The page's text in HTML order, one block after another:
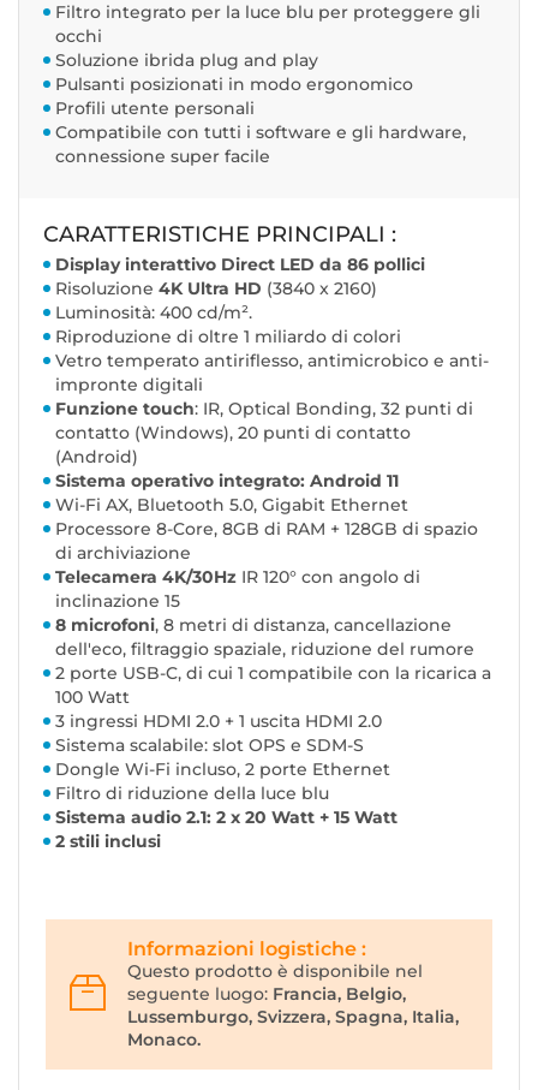
Filtro integrato per la luce blu per proteggere gli
occhi
Soluzione ibrida plug and play
Pulsanti posizionati in modo ergonomico
Profili utente personali
Compatibile con tutti i software e gli hardware,
connessione super facile
CARATTERISTICHE PRINCIPALI :
Display interattivo Direct LED da 86 pollici
Risoluzione 4K Ultra HD (3840 x 2160)
Luminosità: 400 cd/m².
Riproduzione di oltre 1 miliardo di colori
Vetro temperato antiriflesso, antimicrobico e anti-
impronte digitali
Funzione touch: IR, Optical Bonding, 32 punti di
contatto (Windows), 20 punti di contatto
(Android)
Sistema operativo integrato: Android 11
Wi-Fi AX, Bluetooth 5.0, Gigabit Ethernet
Processore 8-Core, 8GB di RAM + 128GB di spazio
di archiviazione
Telecamera 4K/30Hz IR 120° con angolo di
inclinazione 15
8 microfoni, 8 metri di distanza, cancellazione
dell'eco, filtraggio spaziale, riduzione del rumore
2 porte USB-C, di cui 1 compatibile con la ricarica a
100 Watt
3 ingressi HDMI 2.0 + 1 uscita HDMI 2.0
Sistema scalabile: slot OPS e SDM-S
Dongle Wi-Fi incluso, 2 porte Ethernet
Filtro di riduzione della luce blu
Sistema audio 2.1: 2 x 20 Watt + 15 Watt
2 stili inclusi
Informazioni logistiche :
Questo prodotto è disponibile nel
seguente luogo: Francia, Belgio,
Lussemburgo, Svizzera, Spagna, Italia,
Monaco.